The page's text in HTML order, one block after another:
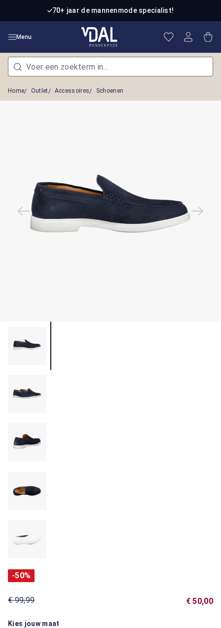
Ga naar de hoofdinhoud70+ jaar de mannenmode specialist!
Menu Je hebt 0
Home Outlet Accessoires Schoenen
-50%
€ 99,99 € 50,00
Kies jouw maat